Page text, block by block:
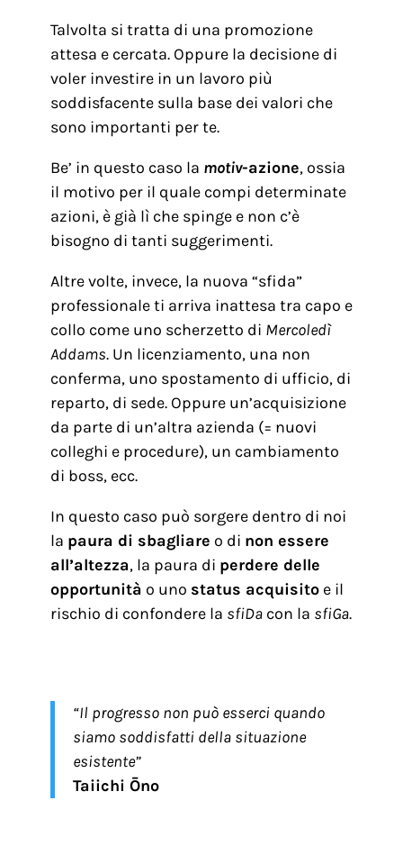
Talvolta si tratta di una promozione
attesa e cercata. Oppure la decisione di
voler investire in un lavoro più
soddisfacente sulla base dei valori che
sono importanti per te.
Be’ in questo caso la motiv-azione, ossia
il motivo per il quale compi determinate
azioni, è già lì che spinge e non c’è
bisogno di tanti suggerimenti.
Altre volte, invece, la nuova “sfida”
professionale ti arriva inattesa tra capo e
collo come uno scherzetto di Mercoledì
Addams. Un licenziamento, una non
conferma, uno spostamento di ufficio, di
reparto, di sede. Oppure un’acquisizione
da parte di un’altra azienda (= nuovi
colleghi e procedure), un cambiamento
di boss, ecc.
In questo caso può sorgere dentro di noi
la paura di sbagliare o di non essere
all’altezza, la paura di perdere delle
opportunità o uno status acquisito e il
rischio di confondere la sfiDa con la sfiGa.
“Il progresso non può esserci quando
siamo soddisfatti della situazione
esistente”
Taiichi Ōno